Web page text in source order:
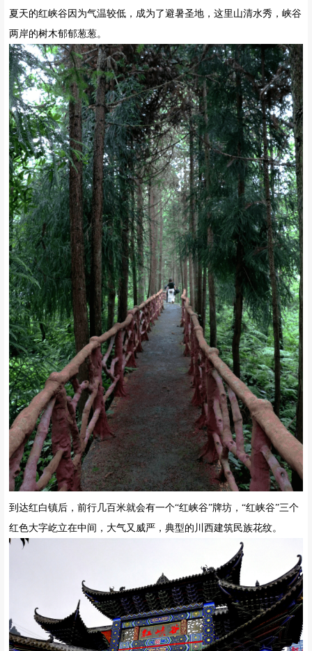
夏天的红峡谷因为气温较低，成为了避暑圣地，这里山清水秀，峡谷
两岸的树木郁郁葱葱。